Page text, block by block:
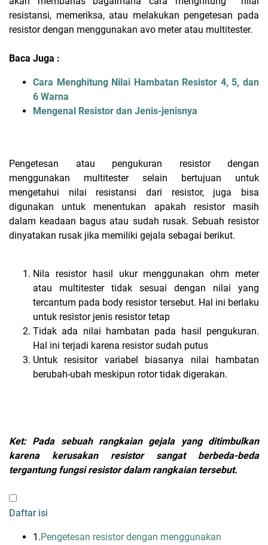
resistansi, memeriksa, atau melakukan pengetesan pada
resistor dengan menggunakan avo meter atau multitester.
Baca Juga :
Cara Menghitung Nilai Hambatan Resistor 4, 5, dan
6 Warna
Mengenal Resistor dan Jenis-jenisnya
Pengetesan atau pengukuran resistor dengan
menggunakan multitester selain bertujuan untuk
mengetahui nilai resistansi dari resistor, juga bisa
digunakan untuk menentukan apakah resistor masih
dalam keadaan bagus atau sudah rusak. Sebuah resistor
dinyatakan rusak jika memiliki gejala sebagai berikut.
Nila resistor hasil ukur menggunakan ohm meter
atau multitester tidak sesuai dengan nilai yang
tercantum pada body resistor tersebut. Hal ini berlaku
untuk resistor jenis resistor tetap
Tidak ada nilai hambatan pada hasil pengukuran.
Hal ini terjadi karena resistor sudah putus
Untuk resisitor variabel biasanya nilai hambatan
berubah-ubah meskipun rotor tidak digerakan.
Ket: Pada sebuah rangkaian gejala yang ditimbulkan
karena kerusakan resistor sangat berbeda-beda
tergantung fungsi resistor dalam rangkaian tersebut.
Daftar isi
1.Pengetesan resistor dengan menggunakan